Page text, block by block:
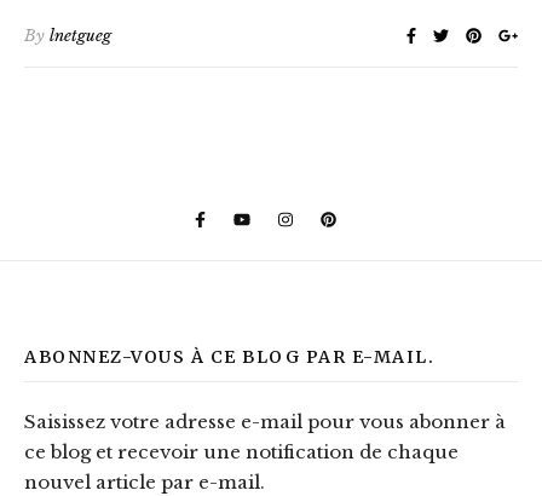
By lnetgueg
ABONNEZ-VOUS À CE BLOG PAR E-MAIL.
Saisissez votre adresse e-mail pour vous abonner à
ce blog et recevoir une notification de chaque
nouvel article par e-mail.